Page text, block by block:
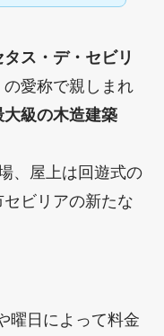
ス・デ・セビリ
愛称で親しまれ
大級の木造建築
、屋上は回遊式の
ビリアの新たな
曜日によって料金